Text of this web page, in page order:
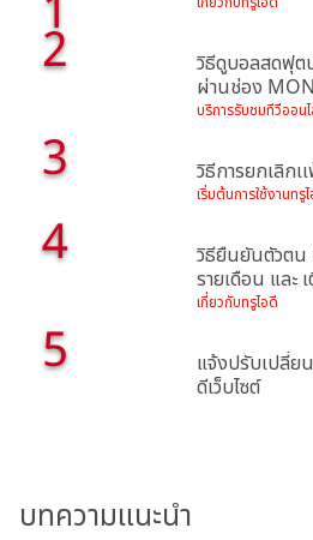
2
วิธีดูบอลสดฟุต
ผ่านช่อง
บริการรับชมทีวีออน
3 วิธีการยกเลิกเ
เริ่มต้นการใช้งานทรู
4
วิธียืนยันตัวตน
รายเดือน และ
เกี่ยวกับทรูไอดี
5
แจ้งปรับเปลี่ย
ดีเว็บไซต์
บทความแนะนำ